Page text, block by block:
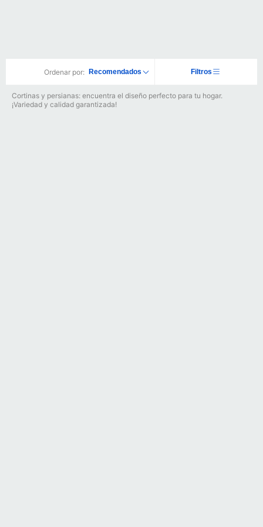
Ordenar por: Recomendados Filtros
Cortinas y persianas: encuentra el diseño perfecto para tu hogar.
¡Variedad y calidad garantizada!